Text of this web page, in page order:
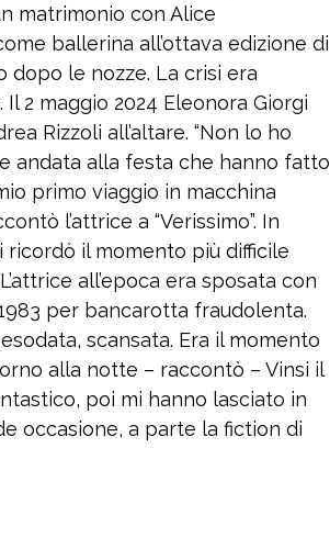
matrimonio con Alice
ballerina all’ottava edizione di
dopo le nozze. La crisi era
2 maggio 2024 Eleonora Giorgi
Rizzoli all’altare. “Non lo ho
andata alla festa che hanno fatto
primo viaggio in macchina
l’attrice a “Verissimo”. In
ricordò il momento più difficile
all’epoca era sposata con
per bancarotta fraudolenta.
scansata. Era il momento
alla notte – raccontò – Vinsi il
poi mi hanno lasciato in
occasione, a parte la fiction di